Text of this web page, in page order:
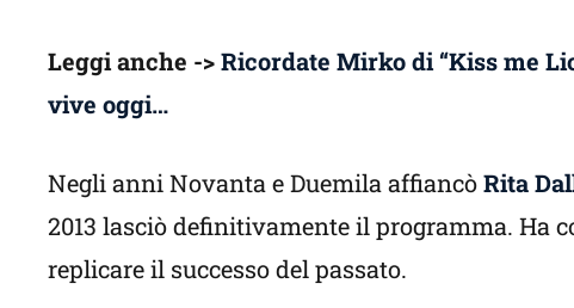
Leggi anche ->Ricordate Mirko di “Kiss me
vive oggi…
Negli anni Novanta e Duemila affiancòRita
2013 lasciò definitivamente il programma. Ha
replicare il successo del passato.